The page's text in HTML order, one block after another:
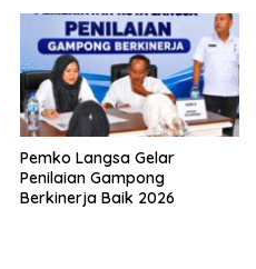
Pemko Langsa Gelar
Penilaian Gampong
Berkinerja Baik 2026